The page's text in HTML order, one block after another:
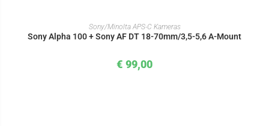
IN DEN WARENKORB
Sony/Minolta APS-C Kameras
Sony Alpha 100 + Sony AF DT 18-70mm/3,5-5,6 A-Mount
€ 99,00